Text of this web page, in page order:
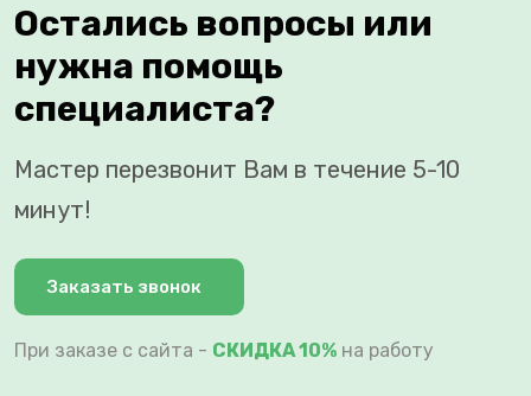
Остались вопросы или
нужна помощь
специалиста?
Мастер перезвонит Вам в течение 5-10
минут!
Заказать звонок
При заказе с сайта - СКИДКА 10% на работу